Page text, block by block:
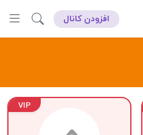
افزودن کانال
VIP